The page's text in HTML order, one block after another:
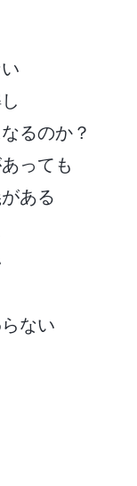
るのか？
っても
ある
ない